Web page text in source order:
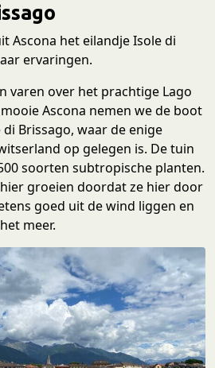
Ascona het eilandje Isole di
ervaringen.
varen over het prachtige Lago
Ascona nemen we de boot
Brissago, waar de enige
op gelegen is. De tuin
soorten subtropische planten.
groeien doordat ze hier door
goed uit de wind liggen en
meer.